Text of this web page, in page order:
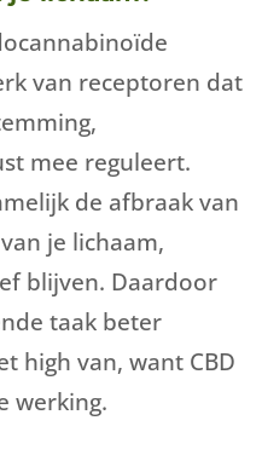
van receptoren dat
mee reguleert.
de afbraak van
je lichaam,
blijven. Daardoor
taak beter
high van, want CBD
werking.